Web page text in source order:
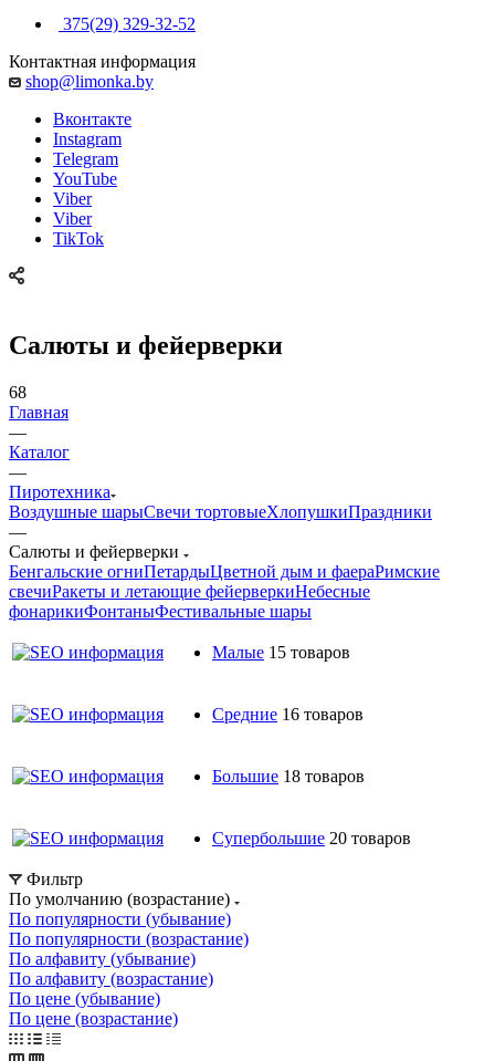
375(29) 329-32-52
Контактная информация
shop@limonka.by
Вконтакте
Instagram
Telegram
YouTube
Viber
Viber
TikTok
Салюты и фейерверки
68
Главная
—
Каталог
—
Пиротехника
Воздушные шарыСвечи тортовыеХлопушкиПраздники
—
Салюты и фейерверки
Бенгальские огниПетардыЦветной дым и фаераРимские
свечиРакеты и летающие фейерверкиНебесные
фонарикиФонтаныФестивальные шары
Малые 15 товаров
Средние 16 товаров
Большие 18 товаров
Супербольшие 20 товаров
Фильтр
По умолчанию (возрастание)
По популярности (убывание)
По популярности (возрастание)
По алфавиту (убывание)
По алфавиту (возрастание)
По цене (убывание)
По цене (возрастание)